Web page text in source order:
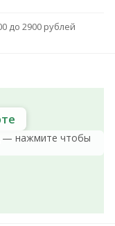
до 2900 рублей
— нажмите чтобы